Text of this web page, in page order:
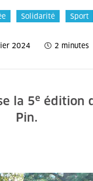
Solidarité Sport
2024 2 minutes
la 5e édition
Pin.